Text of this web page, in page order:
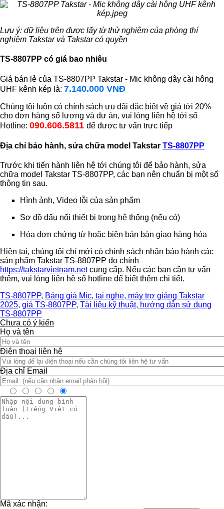
Lưu ý: dữ liệu trên được lấy từ thử nghiệm của phòng thí
nghiệm Takstar và Takstar có quyền
TS-8807PP có giá bao nhiêu
Giá bán lẻ của TS-8807PP Takstar - Mic không dây cài hông
UHF kênh kép là: 7.140.000 VNĐ
Chúng tôi luôn có chính sách ưu đãi đặc biệt về giá tới 20%
cho đơn hàng số lượng và dự án, vui lòng liên hệ tới số
Hotline: 090.606.5811 để được tư vấn trực tiếp
Địa chỉ bảo hành, sửa chữa model Takstar TS-8807PP
Trước khi tiến hành liên hệ tới chúng tôi để bảo hành, sửa
chữa model Takstar TS-8807PP, các bạn nên chuẩn bị một số
thông tin sau.
Hình ảnh, Video lỗi của sản phẩm
Sơ đồ đấu nối thiết bị trong hệ thống (nếu có)
Hóa đơn chứng từ hoặc biên bản bàn giao hàng hóa
Hiện tại, chúng tôi chỉ mới có chính sách nhận bảo hành các
sản phẩm Takstar TS-8807PP do chính
https://takstarvietnam.netcung cấp. Nếu các bạn cần tư vấn
thêm, vui lòng liên hệ số hotline để biết thêm chi tiết.
TS-8807PP, Bảng giá Mic, tai nghe, máy trợ giảng Takstar
2025, giá TS-8807PP, Tài liệu kỹ thuật, hướng dẫn sử dụng
TS-8807PP
Chưa có ý kiến
Họ và tên
Điện thoại liên hệ
Địa chỉ Email
Mã xác nhận: